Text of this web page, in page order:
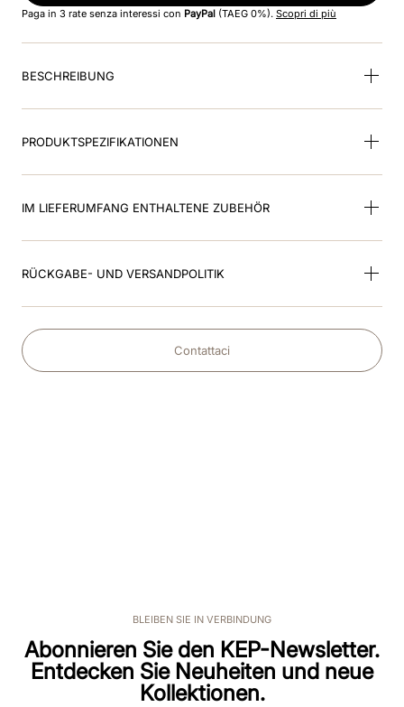
9.helm
Paga in 3 rate senza interessi con PayPal (TAEG 0%). Scopri di più
BESCHREIBUNG
PRODUKTSPEZIFIKATIONEN
IM LIEFERUMFANG ENTHALTENE ZUBEHÖR
RÜCKGABE- UND VERSANDPOLITIK
Contattaci
BLEIBEN SIE IN VERBINDUNG
Abonnieren Sie den KEP-Newsletter.
Entdecken Sie Neuheiten und neue
Kollektionen.